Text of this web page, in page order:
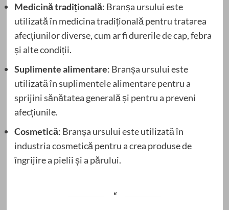
Medicină tradițională: Branșa ursului este
utilizată în medicina tradițională pentru tratarea
afecțiunilor diverse, cum ar fi durerile de cap, febra
și alte condiții.
Suplimente alimentare: Branșa ursului este
utilizată în suplimentele alimentare pentru a
sprijini sănătatea generală și pentru a preveni
afecțiunile.
Cosmetică: Branșa ursului este utilizată în
industria cosmetică pentru a crea produse de
îngrijire a pielii și a părului.